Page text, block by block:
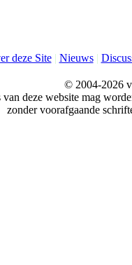
deze Site| Nieuws|
© 2004-2026
van deze website mag
zonder voorafgaande